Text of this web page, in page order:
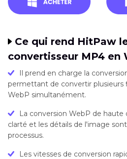
Ce qui rend HitPaw
convertisseur MP4 en
Il prend en charge la
permettant de convertir plusieurs
WebP simultanément.
La conversion WebP de haute
clarté et les détails de l'image
processus.
Les vitesses de conversion